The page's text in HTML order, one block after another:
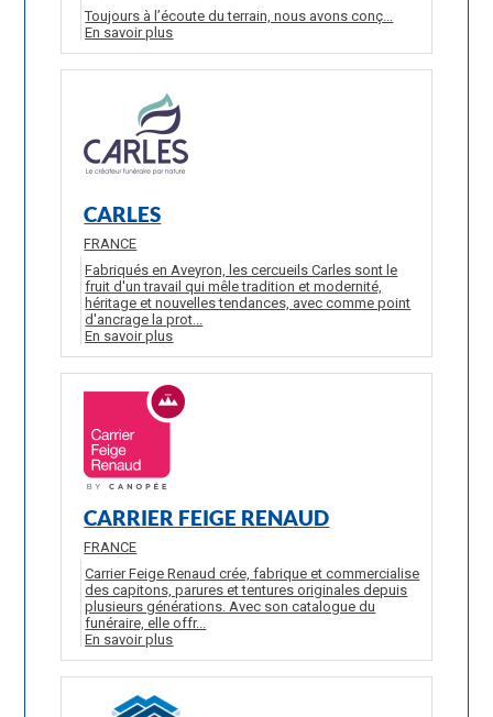
Toujours à l’écoute du terrain, nous avons conç...
En savoir plus
CARLES
FRANCE
Fabriqués en Aveyron, les cercueils Carles sont le
fruit d'un travail qui mêle tradition et modernité,
héritage et nouvelles tendances, avec comme point
d'ancrage la prot...
En savoir plus
CARRIER FEIGE RENAUD
FRANCE
Carrier Feige Renaud crée, fabrique et commercialise
des capitons, parures et tentures originales depuis
plusieurs générations. Avec son catalogue du
funéraire, elle offr...
En savoir plus